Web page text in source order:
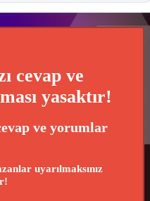
cevap ve
yasaktır!
ve yorumlar
uyarılmaksınız